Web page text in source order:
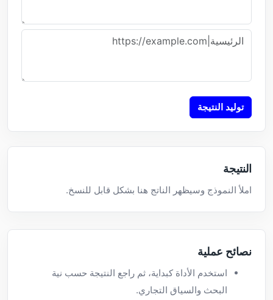
توليد النتيجة
النتيجة
املأ النموذج وسيظهر الناتج هنا بشكل قابل للنسخ.
نصائح عملية
استخدم الأداة كبداية، ثم راجع النتيجة حسب نية
البحث والسياق التجاري.